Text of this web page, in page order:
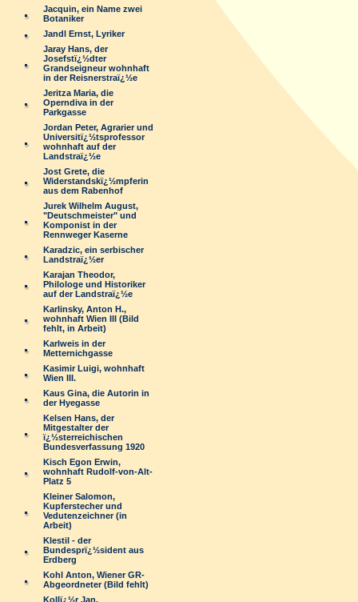
Jacquin, ein Name zwei
Botaniker
Jandl Ernst, Lyriker
Jaray Hans, der
Josefstï¿½dter
Grandseigneur wohnhaft
in der Reisnerstraï¿½e
Jeritza Maria, die
Operndiva in der
Parkgasse
Jordan Peter, Agrarier und
Universitï¿½tsprofessor
wohnhaft auf der
Landstraï¿½e
Jost Grete, die
Widerstandskï¿½mpferin
aus dem Rabenhof
Jurek Wilhelm August,
"Deutschmeister" und
Komponist in der
Rennweger Kaserne
Karadzic, ein serbischer
Landstraï¿½er
Karajan Theodor,
Philologe und Historiker
auf der Landstraï¿½e
Karlinsky, Anton H.,
wohnhaft Wien III (Bild
fehlt, in Arbeit)
Karlweis in der
Metternichgasse
Kasimir Luigi, wohnhaft
Wien III.
Kaus Gina, die Autorin in
der Hyegasse
Kelsen Hans, der
Mitgestalter der
ï¿½sterreichischen
Bundesverfassung 1920
Kisch Egon Erwin,
wohnhaft Rudolf-von-Alt-
Platz 5
Kleiner Salomon,
Kupferstecher und
Vedutenzeichner (in
Arbeit)
Klestil - der
Bundesprï¿½sident aus
Erdberg
Kohl Anton, Wiener GR-
Abgeordneter (Bild fehlt)
Kollï¿½r Jan,